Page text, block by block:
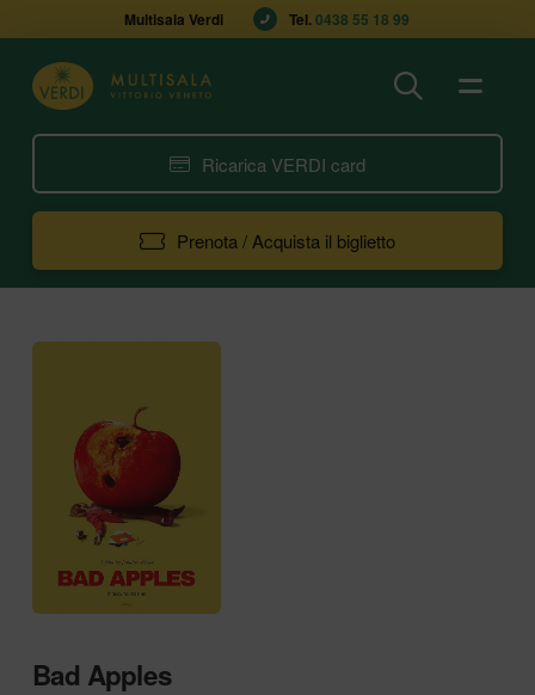
Multisala Verdi Tel. 0438 55 18 99
Ricarica VERDI card
Prenota / Acquista il biglietto
Bad Apples